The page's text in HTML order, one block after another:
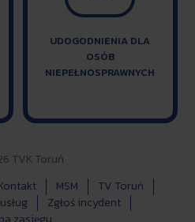
UDOGODNIENIA DLA
OSÓB
NIEPEŁNOSPRAWNYCH
TVK Toruń
MSM
TV Toruń
Zgłoś incydent